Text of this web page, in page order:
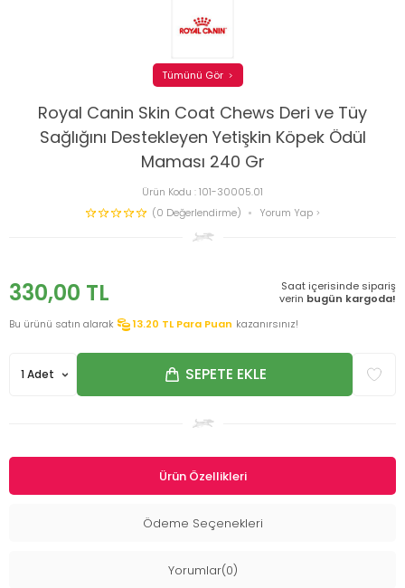
Royal Canin Skin Coat Chews Deri ve Tüy
Sağlığını Destekleyen Yetişkin Köpek Ödül
Maması 240 Gr
Ürün Kodu :101-30005.01
(0 Değerlendirme)
Yorum Yap
Tümünü Gör
330,00 TL
Saat içerisinde sipariş
verin bugün kargoda!
Bu ürünü satın alarak
13.20 TL Para Puan kazanırsınız!
SEPETE EKLE
Ürün Özellikleri
Ödeme Seçenekleri
Yorumlar(0)